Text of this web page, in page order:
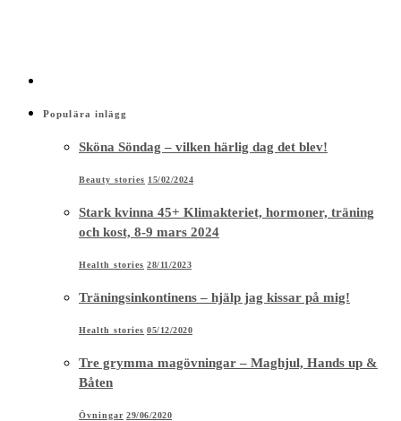
Populära inlägg
Sköna Söndag – vilken härlig dag det blev!
Beauty stories 15/02/2024
Stark kvinna 45+ Klimakteriet, hormoner, träning
och kost, 8-9 mars 2024
Health stories 28/11/2023
Träningsinkontinens – hjälp jag kissar på mig!
Health stories 05/12/2020
Tre grymma magövningar – Maghjul, Hands up &
Båten
Övningar 29/06/2020